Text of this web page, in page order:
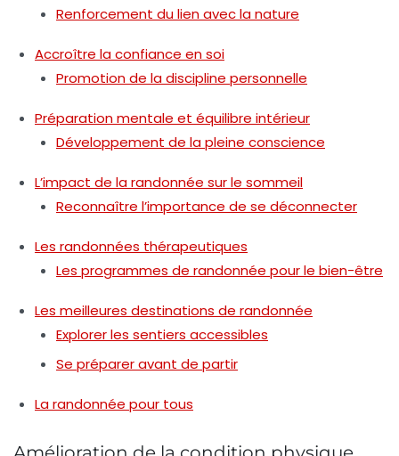
Renforcement du lien avec la nature
Accroître la confiance en soi
Promotion de la discipline personnelle
Préparation mentale et équilibre intérieur
Développement de la pleine conscience
L’impact de la randonnée sur le sommeil
Reconnaître l’importance de se déconnecter
Les randonnées thérapeutiques
Les programmes de randonnée pour le bien-être
Les meilleures destinations de randonnée
Explorer les sentiers accessibles
Se préparer avant de partir
La randonnée pour tous